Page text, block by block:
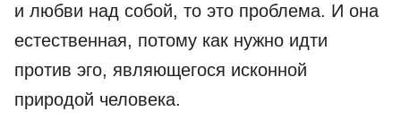
и любви над собой, то это проблема. И она
естественная, потому как нужно идти
против эго, являющегося исконной
природой человека.